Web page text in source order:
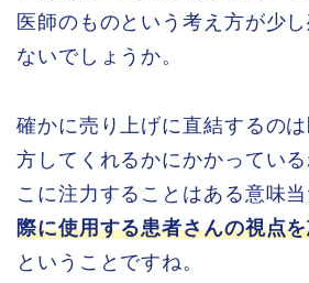
医師のものという考え方が少
ないでしょうか。
確かに売り上げに直結するの
方してくれるかにかかってい
こに注力することはある意味
際に使用する患者さんの視点
ということですね。